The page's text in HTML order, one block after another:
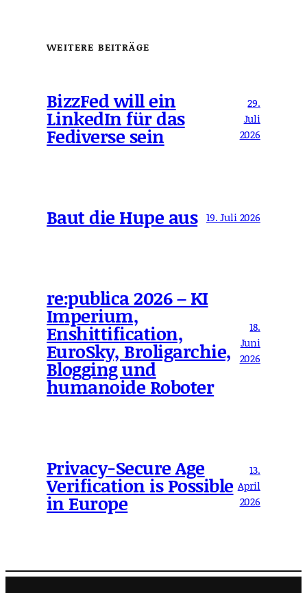
WEITERE BEITRÄGE
BizzFed will ein
LinkedIn für das
Fediverse sein
29.
Juli
2026
Baut die Hupe aus 19. Juli 2026
re:publica 2026 – KI
Imperium,
Enshittification,
EuroSky, Broligarchie,
Blogging und
humanoide Roboter
18.
Juni
2026
Privacy-Secure Age
Verification is Possible
in Europe
13.
April
2026